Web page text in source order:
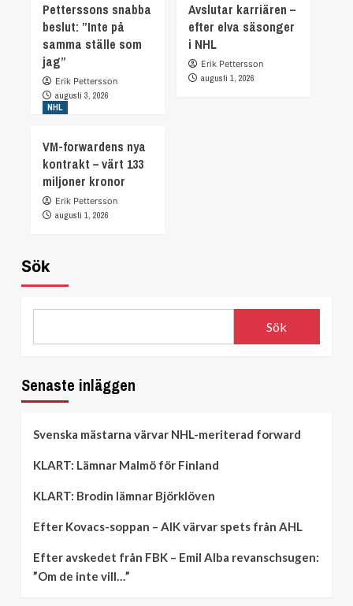
Petterssons snabba
beslut: ”Inte på
samma ställe som
jag”
Erik Pettersson
augusti 3, 2026
Avslutar karriären –
efter elva säsonger
i NHL
Erik Pettersson
augusti 1, 2026
NHL
VM-forwardens nya
kontrakt – värt 133
miljoner kronor
Erik Pettersson
augusti 1, 2026
Sök
Sök
Senaste inläggen
Svenska mästarna värvar NHL-meriterad forward
KLART: Lämnar Malmö för Finland
KLART: Brodin lämnar Björklöven
Efter Kovacs-soppan – AIK värvar spets från AHL
Efter avskedet från FBK – Emil Alba revanschsugen:
”Om de inte vill…”